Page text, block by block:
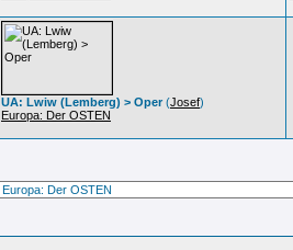
UA: Lwiw (Lemberg) > Oper(Josef)
Europa: Der OSTEN